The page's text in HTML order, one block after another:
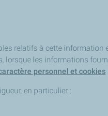
relatifs à cette information
lorsque les informations
personnel et cookies
en particulier :